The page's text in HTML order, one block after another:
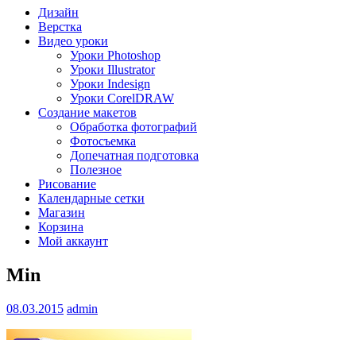
Дизайн
Верстка
Видео уроки
Уроки Photoshop
Уроки Illustrator
Уроки Indesign
Уроки CorelDRAW
Создание макетов
Обработка фотографий
Фотосъемка
Допечатная подготовка
Полезное
Рисование
Календарные сетки
Магазин
Корзина
Мой аккаунт
Min
08.03.2015 admin